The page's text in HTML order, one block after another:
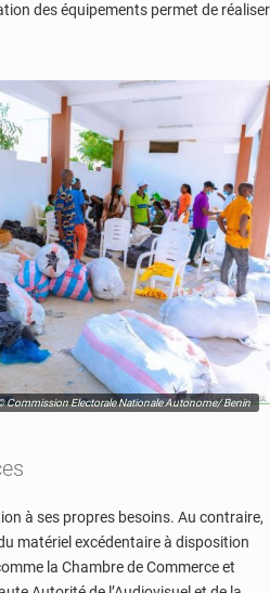
des équipements permet de réaliser
Commission Electorale Nationale Autonome/ Benin
à ses propres besoins. Au contraire,
matériel excédentaire à disposition
la Chambre de Commerce et